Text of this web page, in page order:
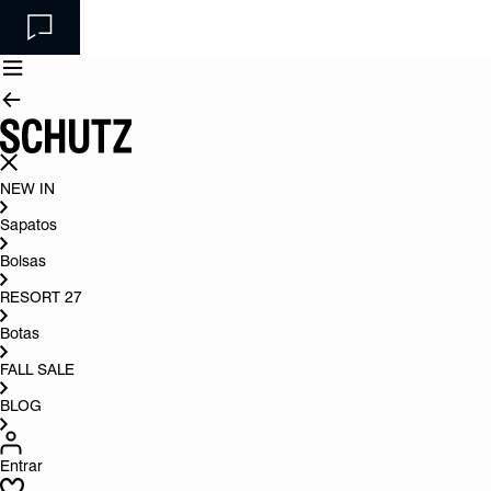
NEW IN
Sapatos
Bolsas
RESORT 27
Botas
FALL SALE
BLOG
Entrar